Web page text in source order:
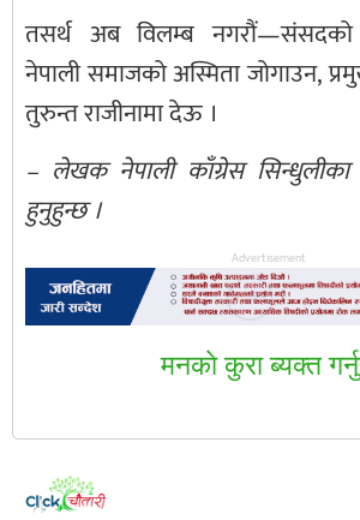
तसर्थ अब विलम्ब नगरौं—संसदको
नेपाली समाजको अस्मिता जोगाउन,
तुरुन्त राजीनामा देऊ ।
– लेखक नेपाली काँग्रेस
हुनुहुन्छ ।
Advertisement
मनकाे कुरा ब्यक्त